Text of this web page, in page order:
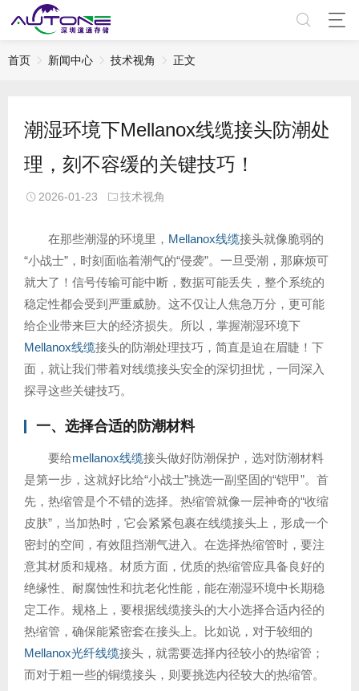
首页 新闻中心 技术视角 正文
潮湿环境下Mellanox线缆接头防潮处
理，刻不容缓的关键技巧！
2026-01-23 技术视角
在那些潮湿的环境里， Mellanox线缆接头就像脆弱的
“小战士”，时刻面临着潮气的“侵袭”。一旦受潮，那麻烦可
就大了！信号传输可能中断，数据可能丢失，整个系统的
稳定性都会受到严重威胁。这不仅让人焦急万分，更可能
给企业带来巨大的经济损失。所以，掌握潮湿环境下
Mellanox线缆接头的防潮处理技巧，简直是迫在眉睫！下
面，就让我们带着对线缆接头安全的深切担忧，一同深入
探寻这些关键技巧。
一、选择合适的防潮材料
要给mellanox线缆接头做好防潮保护，选对防潮材料
是第一步，这就好比给“小战士”挑选一副坚固的“铠甲”。首
先，热缩管是个不错的选择。热缩管就像一层神奇的“收缩
皮肤”，当加热时，它会紧紧包裹在线缆接头上，形成一个
密封的空间，有效阻挡潮气进入。在选择热缩管时，要注
意其材质和规格。材质方面，优质的热缩管应具备良好的
绝缘性、耐腐蚀性和抗老化性能，能在潮湿环境中长期稳
定工作。规格上，要根据线缆接头的大小选择合适内径的
热缩管，确保能紧密套在接头上。比如说，对于较细的
Mellanox光纤线缆接头，就需要选择内径较小的热缩管；
而对于粗一些的铜缆接头，则要挑选内径较大的热缩管。